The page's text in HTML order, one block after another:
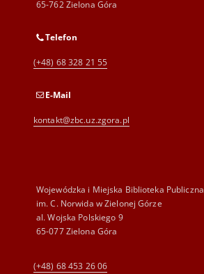
65-762 Zielona Góra
Telefon
(+48) 68 328 21 55
E-Mail
kontakt@zbc.uz.zgora.pl
Wojewódzka i Miejska Biblioteka Publiczna
im. C. Norwida w Zielonej Górze
al. Wojska Polskiego 9
65-077 Zielona Góra
(+48) 68 453 26 06